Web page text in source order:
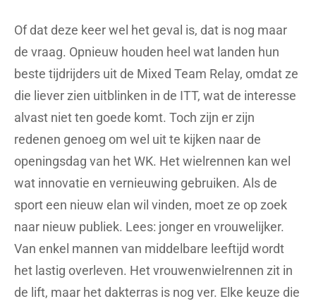
Of dat deze keer wel het geval is, dat is nog maar
de vraag. Opnieuw houden heel wat landen hun
beste tijdrijders uit de Mixed Team Relay, omdat ze
die liever zien uitblinken in de ITT, wat de interesse
alvast niet ten goede komt. Toch zijn er zijn
redenen genoeg om wel uit te kijken naar de
openingsdag van het WK. Het wielrennen kan wel
wat innovatie en vernieuwing gebruiken. Als de
sport een nieuw elan wil vinden, moet ze op zoek
naar nieuw publiek. Lees: jonger en vrouwelijker.
Van enkel mannen van middelbare leeftijd wordt
het lastig overleven. Het vrouwenwielrennen zit in
de lift, maar het dakterras is nog ver. Elke keuze die